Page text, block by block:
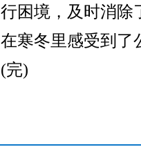
困境，及时消除
寒冬里感受到了
完)